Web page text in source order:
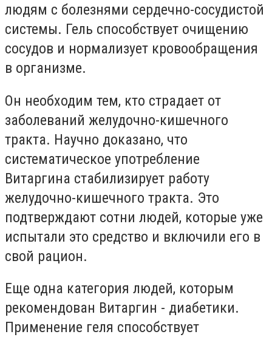
людям с болезнями сердечно-сосудистой
системы. Гель способствует очищению
сосудов и нормализует кровообращения
в организме.
Он необходим тем, кто страдает от
заболеваний желудочно-кишечного
тракта. Научно доказано, что
систематическое употребление
Витаргина стабилизирует работу
желудочно-кишечного тракта. Это
подтверждают сотни людей, которые уже
испытали это средство и включили его в
свой рацион.
Еще одна категория людей, которым
рекомендован Витаргин - диабетики.
Применение геля способствует